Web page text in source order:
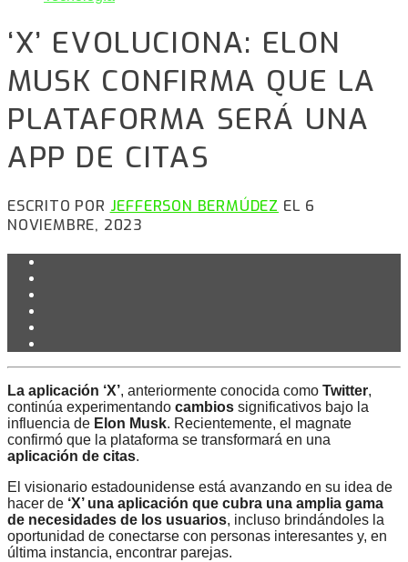
‘X’ EVOLUCIONA: ELON
MUSK CONFIRMA QUE LA
PLATAFORMA SERÁ UNA
APP DE CITAS
ESCRITO POR JEFFERSON BERMÚDEZ EL 6
NOVIEMBRE, 2023
La aplicación ‘X’, anteriormente conocida como Twitter,
continúa experimentando cambios significativos bajo la
influencia de Elon Musk. Recientemente, el magnate
confirmó que la plataforma se transformará en una
aplicación de citas.
El visionario estadounidense está avanzando en su idea de
hacer de ‘X’ una aplicación que cubra una amplia gama
de necesidades de los usuarios, incluso brindándoles la
oportunidad de conectarse con personas interesantes y, en
última instancia, encontrar parejas.